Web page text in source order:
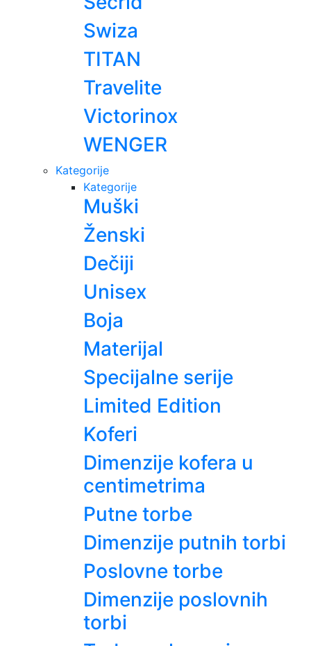
Swiza
TITAN
Travelite
Victorinox
WENGER
Kategorije
Kategorije
Muški
Ženski
Dečiji
Unisex
Boja
Materijal
Specijalne serije
Limited Edition
Koferi
Dimenzije kofera u
centimetrima
Putne torbe
Dimenzije putnih torbi
Poslovne torbe
Dimenzije poslovnih
torbi